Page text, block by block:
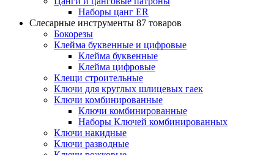
Наборы цанг ER
Слесарные инструменты 87 товаров
Бокорезы
Клейма буквенные и цифровые
Клейма буквенные
Клейма цифровые
Клещи строительные
Ключи для круглых шлицевых гаек
Ключи комбинированные
Ключи комбинированные
Наборы Ключей комбинированных
Ключи накидные
Ключи разводные